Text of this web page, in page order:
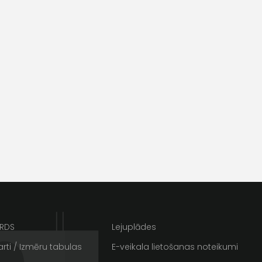
/ Izmēru tabulas
Lejuplādes
E-veikala lietošanas noteikumi